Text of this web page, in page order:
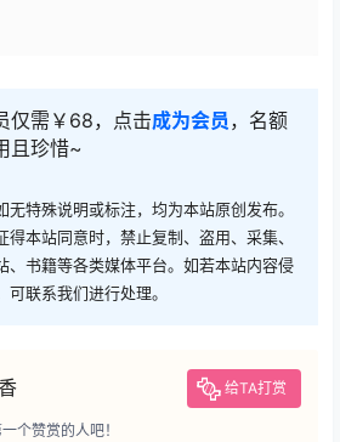
仅需￥68，点击成为会员，名额
且珍惜~
无特殊说明或标注，均为本站原创发布。
本站同意时，禁止复制、盗用、采集、
、书籍等各类媒体平台。如若本站内容侵
联系我们进行处理。
给TA打赏
个赞赏的人吧！